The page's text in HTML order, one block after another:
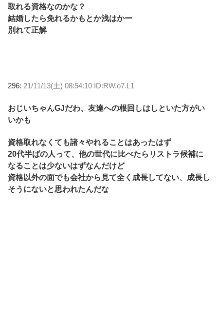
取れる資格なのかな？
結婚したら免れるかもとか浅はかー
別れて正解
296: 21/11/13(土) 08:54:10 ID:RW.o7.L1
おじいちゃんGJだわ、友達への根回しはしといた方がい
いかも
資格取れなくても諸々やれることはあったはず
20代半ばの人って、他の世代に比べたらリストラ候補に
なることは少ないはずなんだけど
資格以外の面でも会社から見て全く成長してない、成長し
そうにないと思われたんだな